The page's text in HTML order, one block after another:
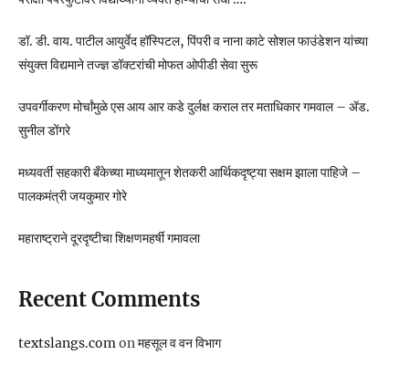
डॉ. डी. वाय. पाटील आयुर्वेद हॉस्पिटल, पिंपरी व नाना काटे सोशल फाउंडेशन यांच्या
संयुक्त विद्यमाने तज्ज्ञ डॉक्टरांची मोफत ओपीडी सेवा सुरू
उपवर्गीकरण मोर्चांमुळे एस आय आर कडे दुर्लक्ष कराल तर मताधिकार गमवाल – ॲड.
सुनील डोंगरे
मध्यवर्ती सहकारी बँकेच्या माध्यमातून शेतकरी आर्थिकदृष्ट्या सक्षम झाला पाहिजे –
पालकमंत्री जयकुमार गोरे
महाराष्ट्राने दूरदृष्टीचा शिक्षणमहर्षी गमावला
Recent Comments
textslangs.comonमहसूल व वन विभाग